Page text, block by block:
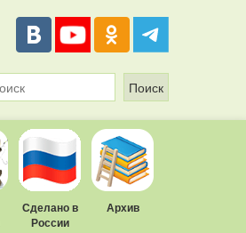
Сделано в
России
Архив